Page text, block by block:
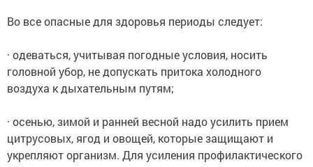
Во все опасные для здоровья периоды следует:
· одеваться, учитывая погодные условия, носить
головной убор, не допускать притока холодного
воздуха к дыхательным путям;
· осенью, зимой и ранней весной надо усилить прием
цитрусовых, ягод и овощей, которые защищают и
укрепляют организм. Для усиления профилактического